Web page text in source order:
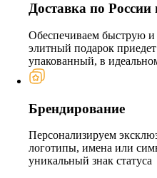
Доставка по
Обеспечиваем быструю и
элитный подарок
упакованный, в
Брендирование
Персонализируем
логотипы, имена или
уникальный знак статуса